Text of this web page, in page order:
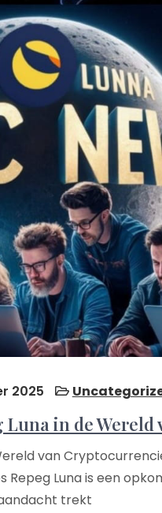
2025
Luna in de
van
Repeg Luna is een
trekt